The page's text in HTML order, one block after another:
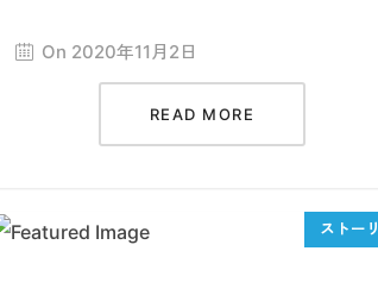
On 2020年11月2日
READ MORE